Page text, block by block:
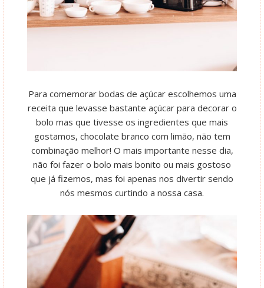
Para comemorar bodas de açúcar escolhemos uma
receita que levasse bastante açúcar para decorar o
bolo mas que tivesse os ingredientes que mais
gostamos, chocolate branco com limão, não tem
combinação melhor! O mais importante nesse dia,
não foi fazer o bolo mais bonito ou mais gostoso
que já fizemos, mas foi apenas nos divertir sendo
nós mesmos curtindo a nossa casa.